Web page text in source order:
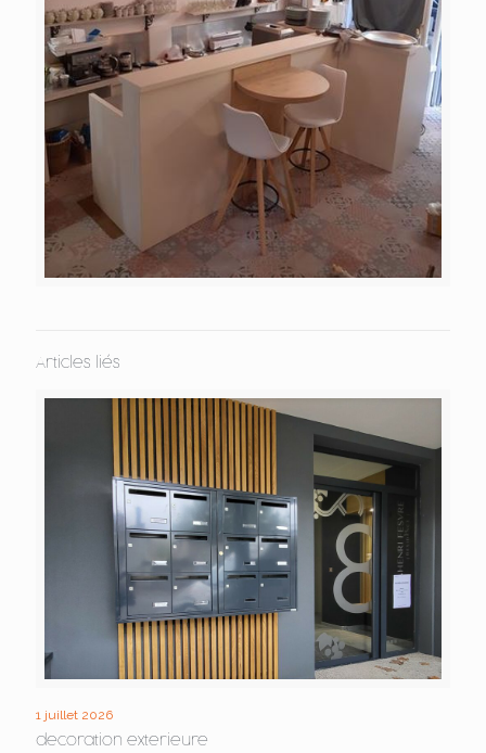
Articles liés
1 juillet 2026
decoration exterieure